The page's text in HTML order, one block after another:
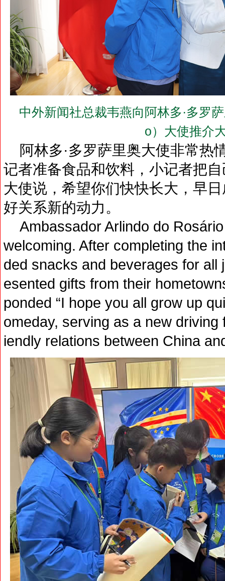
中外新闻社总裁韦燕向阿林多·多罗
o）大使推介
阿林多·多罗萨里奥大使非常热
记者准备食品和饮料，小记者把
大使说，希望你们快快长大，早
好关系新的动力。
Ambassador Arlindo do
welcoming. After completing the
ded snacks and beverages for all
esented gifts from their
ponded “I hope you all grow up
omeday, serving as a new
iendly relations between China